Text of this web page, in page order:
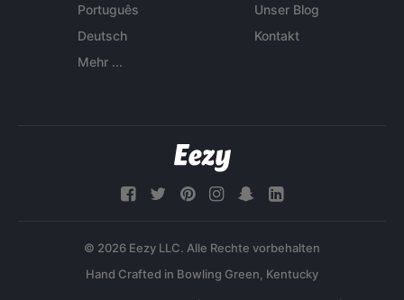
Português
Deutsch
Mehr ...
Unser Blog
Kontakt
© 2026 Eezy LLC. Alle Rechte vorbehalten